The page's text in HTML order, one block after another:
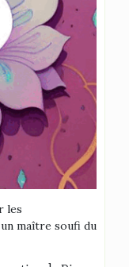
les
maître soufi du